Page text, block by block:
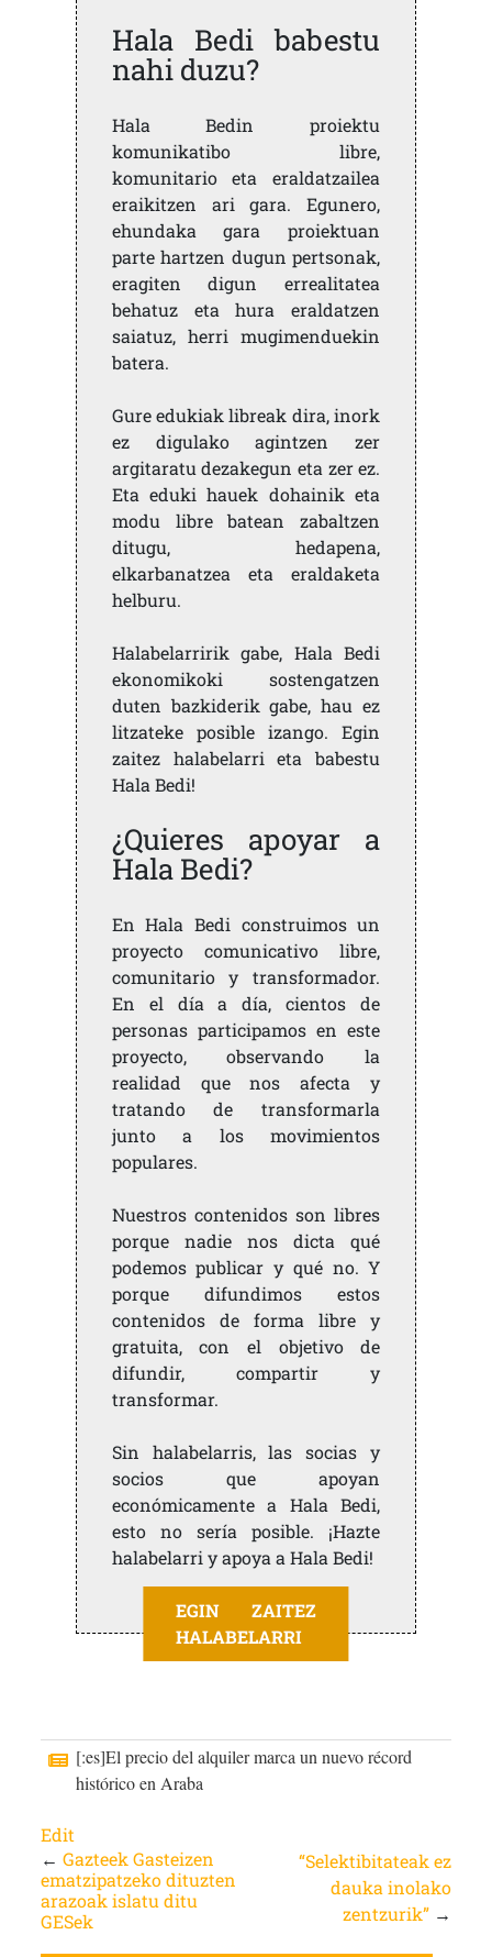
Hala Bedi babestu
nahi duzu?
Hala Bedin proiektu
komunikatibo libre,
komunitario eta eraldatzailea
eraikitzen ari gara. Egunero,
ehundaka gara proiektuan
parte hartzen dugun pertsonak,
eragiten digun errealitatea
behatuz eta hura eraldatzen
saiatuz, herri mugimenduekin
batera.
Gure edukiak libreak dira, inork
ez digulako agintzen zer
argitaratu dezakegun eta zer ez.
Eta eduki hauek dohainik eta
modu libre batean zabaltzen
ditugu, hedapena,
elkarbanatzea eta eraldaketa
helburu.
Halabelarririk gabe, Hala Bedi
ekonomikoki sostengatzen
duten bazkiderik gabe, hau ez
litzateke posible izango. Egin
zaitez halabelarri eta babestu
Hala Bedi!
¿Quieres apoyar a
Hala Bedi?
En Hala Bedi construimos un
proyecto comunicativo libre,
comunitario y transformador.
En el día a día, cientos de
personas participamos en este
proyecto, observando la
realidad que nos afecta y
tratando de transformarla
junto a los movimientos
populares.
Nuestros contenidos son libres
porque nadie nos dicta qué
podemos publicar y qué no. Y
porque difundimos estos
contenidos de forma libre y
gratuita, con el objetivo de
difundir, compartir y
transformar.
Sin halabelarris, las socias y
socios que apoyan
económicamente a Hala Bedi,
esto no sería posible. ¡Hazte
halabelarri y apoya a Hala Bedi!
EGIN ZAITEZ
HALABELARRI
[:es]El precio del alquiler marca un nuevo récord
histórico en Araba
Edit
← Gazteek Gasteizen
ematzipatzeko dituzten
arazoak islatu ditu
GESek
“Selektibitateak ez
dauka inolako
zentzurik” →